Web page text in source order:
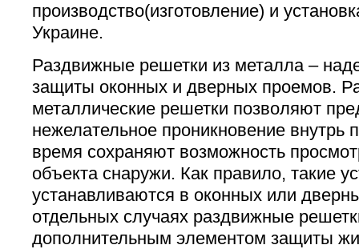
производство(изготовление) и
Украине.
Раздвижные решетки из металла –
защиты оконных и дверных проемов.
металлические решетки позволяют
нежелательное проникновение
время сохраняют возможность
объекта снаружи. Как правило, такие
устанавливаются в оконных или
отдельных случаях раздвижные
дополнительным элементом защиты